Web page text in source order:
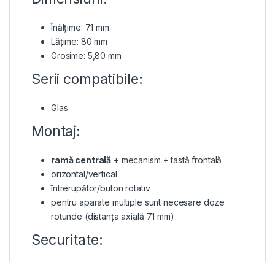
Înălțime: 71 mm
Lățime: 80 mm
Grosime: 5,80 mm
Serii compatibile:
Glas
Montaj:
ramă centrală + mecanism + tastă frontală
orizontal/vertical
întrerupător/buton rotativ
pentru aparate multiple sunt necesare doze
rotunde (distanța axială 71 mm)
Securitate: